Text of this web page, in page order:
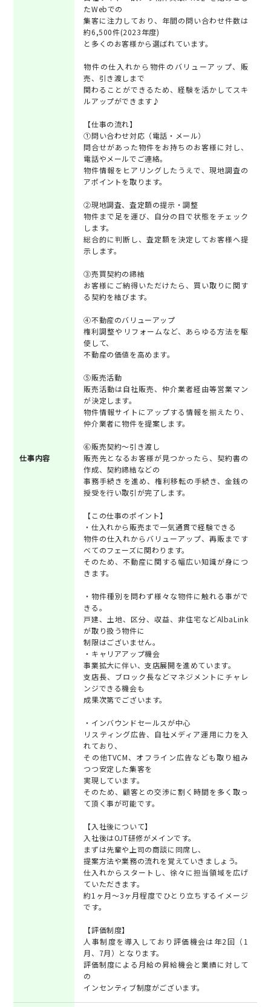
仕事内容
たWebでの
集客に注力しており、年間の問い合わせ件数は
約6,500件(2023年度)
と多くのお客様から選ばれています。
物件の仕入れから物件のバリューアップ、販
売、引き渡しまで
関わることができるため、経験を活かしてスキ
ルアップができます♪
【仕事の流れ】
①問い合わせ対応（電話・メール）
問合せがあった物件をお持ちのお客様に対し、
電話やメールでご連絡。
物件情報をヒアリングしたうえで、現地調査の
アポイントを取ります。
②現地調査、査定額の提示・調整
物件まで足を運び、自分の目で状態をチェック
します。
総合的に判断し、査定額を決定してお客様へ提
示します。
③売買契約の締結
お客様にご納得いただけたら、買い取りに関す
る契約を結びます。
④不動産のバリューアップ
権利調整やリフォームなど、あらゆる方法を駆
使して、
不動産の価値を高めます。
⑤販売活動
販売活動は自社販売、仲介業者経由等営業マン
が決定します。
物件情報サイトにアップする情報を揃えたり、
仲介業者に物件を提案します。
⑥販売契約～引き渡し
販売先となるお客様が見つかったら、契約書の
作成、契約締結などの
事務手続きを進め、権利移転の手続き、金銭の
授受を行い取引が完了します。
【この仕事のポイント】
・仕入れから販売まで一気通貫で経験できる
物件の仕入れからバリューアップ、再販まです
べてのフェーズに関わります。
そのため、不動産に関する幅広い知識が身につ
きます。
・物件種別を問わず様々な物件に触れる事がで
きる。
戸建、土地、区分、収益、非住宅などAlbaLink
が取り扱う物件に
制限はございません。
・キャリアアップ機会
事業拡大に伴い、支店展開を進めています。
支店長、ブロック長などマネジメントにチャレ
ンジできる機会も
成果次第でございます。
・インバウンドセールスが中心
リスティング広告、自社メディア運用に力を入
れており、
その他TVCM、オフライン広告なども取り組み
つつ安定した集客を
実現しています。
そのため、顧客との交渉に割く時間を多く取っ
て頂く事が可能です。
【入社後について】
入社後はOJT研修がメインです。
まずは先輩や上司の商談に同席し、
提案方法や業務の流れを覚えていきましょう。
仕入れからスタートし、徐々に担当領域を広げ
ていただきます。
約1ヶ月～3ヶ月程度でひとり立ちするイメージ
です。
【評価制度】
人事制度を導入しており評価機会は年2回（1
月、7月）となります。
評価制度による月給の昇給機会と業績に対して
の
インセンティブ制度がございます。